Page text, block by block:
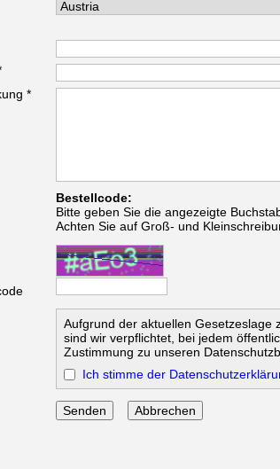
*
Bestellcode:
Bitte geben Sie die angezeigte
Achten Sie auf Groß- und
Aufgrund der aktuellen Gesetzeslage
sind wir verpflichtet, bei jedem
Zustimmung zu unseren
Ich stimme der
Abbrechen